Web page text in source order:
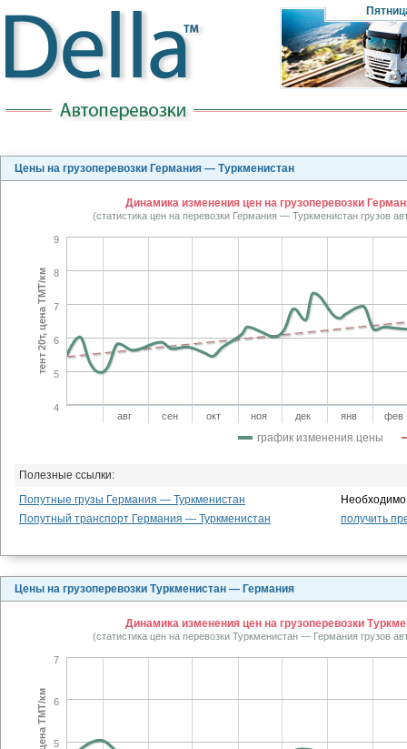
Цены на грузоперевозки Германия — Туркменистан
Динамика изменения цен на грузоперевозки
(статистика цен на перевозки Германия — Туркменистан грузов
график изменения цены
авг сен окт ноя дек янв фев
4
5
6
7
8
9
тент 20т, цена TMT/км
Полезные ссылки:
Попутные грузы Германия — Туркменистан
Попутный транспорт Германия — Туркменистан
получить
Цены на грузоперевозки Туркменистан — Германия
Динамика изменения цен на грузоперевозки
(статистика цен на перевозки Туркменистан — Германия грузов
5
6
7